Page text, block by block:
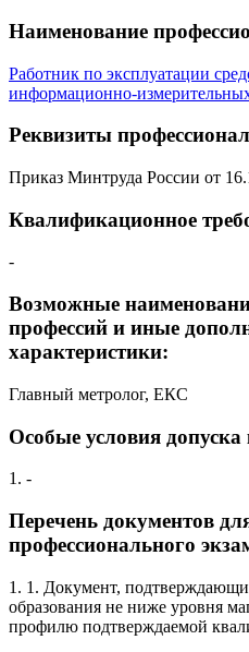
Наименование
Работник по эксплуатации
информационно-
Реквизиты
Приказ Минтруда России от
Квалификационное
-
Возможные
профессий и иные
характеристики:
Главный метролог, ЕКС
Особые условия допуска
1. -
Перечень документов
профессионального
1. 1. Документ,
образования не ниже уровня
профилю подтверждаемой